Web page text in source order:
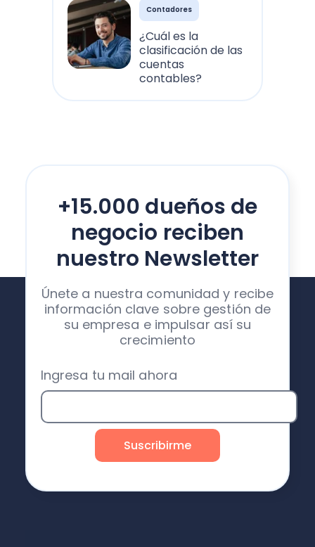
Contadores
¿Cuál es la
clasificación de las
cuentas
contables?
+15.000 dueños de
negocio reciben
nuestro Newsletter
Únete a nuestra comunidad y recibe
información clave sobre gestión de
su empresa e impulsar así su
crecimiento
Ingresa tu mail ahora